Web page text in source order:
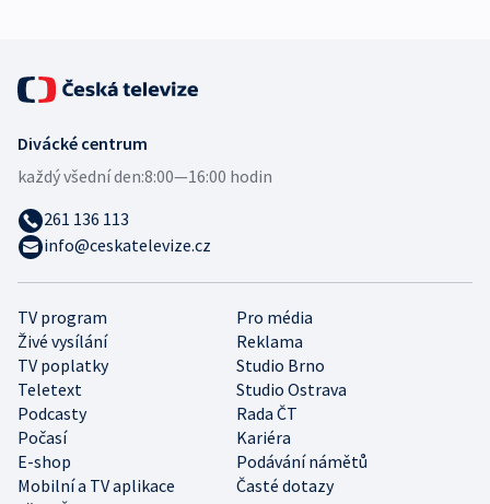
TV program
Pro média
Živé vysílání
Reklama
TV poplatky
Studio Brno
Teletext
Studio Ostrava
Podcasty
Rada ČT
Počasí
Kariéra
E-shop
Podávání námětů
Mobilní a TV aplikace
Časté dotazy
Divácké centrum
každý všední den:8:00—16:00 hodin
261 136 113
info@ceskatelevize.cz